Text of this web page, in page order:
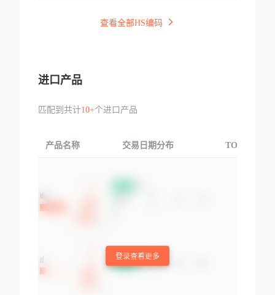
查看全部HS编码
进口产品
匹配到共计10+个进口产品
产品名称 交易日期分布 TOP3交易国
登录查看更多